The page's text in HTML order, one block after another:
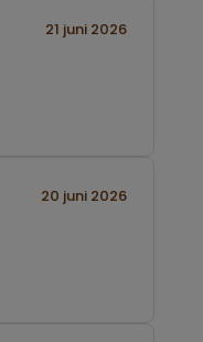
21 juni 2026
20 juni 2026